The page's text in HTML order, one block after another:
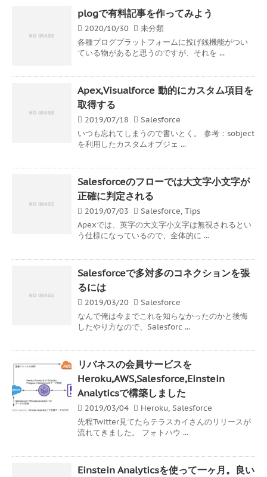
plogで有料記事を作ってみよう
2020/10/30
未分類
各種ブログプラットフォームに投げ銭機能がつい
ている物があると思うのですが、それを ...
Apex,Visualforce 動的にカスタム項目を
取得する
2019/07/18
Salesforce
いつも忘れてしまうので書いとく。 参考：sobject
を利用したカスタムオブジェ ...
Salesforceのフローでは大文字小文字が
正確に判定される
2019/07/03 Salesforce, Tips
Apexでは、英字の大文字小文字は無視されるとい
う仕様になっているので、全体的に ...
Salesforceで多対多のコネクションを張
るには
2019/03/20
Salesforce
なんで俺は今までこれを知らなかったのかと後悔
したやり方なので、Salesforc ...
リバネスの会員サービスを
Heroku,AWS,Salesforce,Einstein
Analyticsで構築しました
2019/03/04 Heroku, Salesforce
先程Twitter見てたらテラスカイさんのリリースが
流れてきました。 フォトハウ ...
Einstein Analyticsを使って一ヶ月。良い